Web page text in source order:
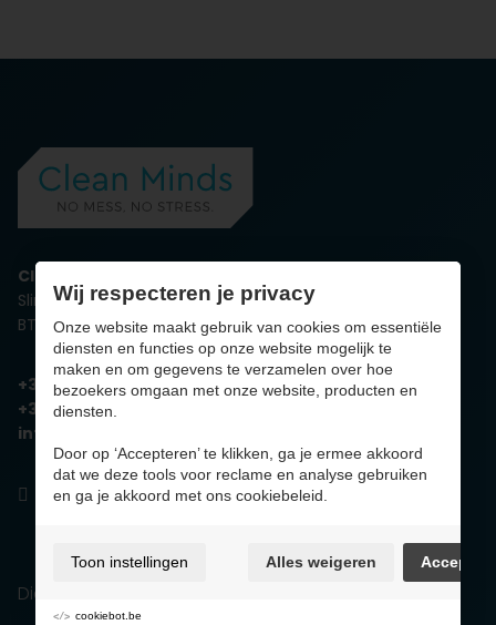
Clean Minds
Slingerweg 4, 3600 Genk
BTW BE0732.913.390
+32 89 629 324
+32 485 55 55 62
info@cleanminds.be
Diensten
Wij respecteren je privacy
Onze website maakt gebruik van cookies om essentiële
diensten en functies op onze website mogelijk te
maken en om gegevens te verzamelen over hoe
bezoekers omgaan met onze website, producten en
diensten.
Door op ‘Accepteren’ te klikken, ga je ermee akkoord
dat we deze tools voor reclame en analyse gebruiken
en ga je akkoord met ons cookiebeleid.
Toon instellingen Alles weigeren
cookiebot.be